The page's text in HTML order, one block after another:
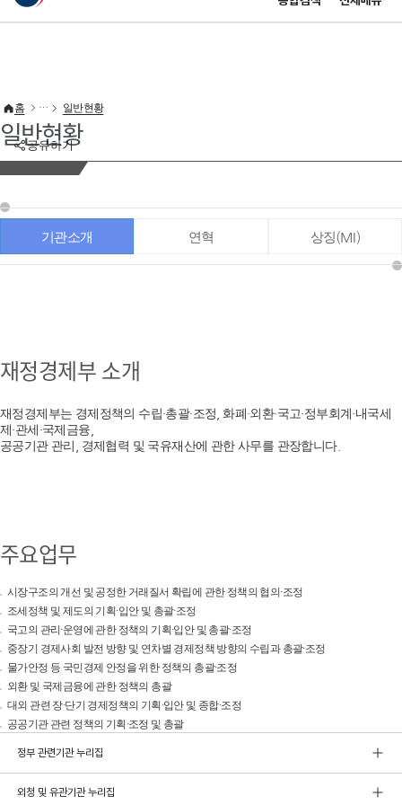
이 누리집은 대한민국 공식 전자정부 누리집입니다.
공유하기
홈 일반현황
일반현황
기관소개 연혁 상징(MI)
재정경제부 소개
재정경제부는 경제정책의 수립·총괄·조정, 화폐·외환·국고·정부회계·내국세
제·관세·국제금융,
공공기관 관리, 경제협력 및 국유재산에 관한 사무를 관장합니다.
주요업무
시장구조의 개선 및 공정한 거래질서 확립에 관한 정책의 협의·조정
조세정책 및 제도의 기획·입안 및 총괄·조정
국고의 관리·운영에 관한 정책의 기획·입안 및 총괄·조정
중장기 경제사회 발전 방향 및 연차별 경제정책 방향의 수립과 총괄·조정
물가안정 등 국민경제 안정을 위한 정책의 총괄·조정
외환 및 국제금융에 관한 정책의 총괄
대외 관련 장·단기 경제정책의 기획·입안 및 종합·조정
공공기관 관련 정책의 기획·조정 및 총괄
정부 관련기관 누리집
외청 및 유관기관 누리집